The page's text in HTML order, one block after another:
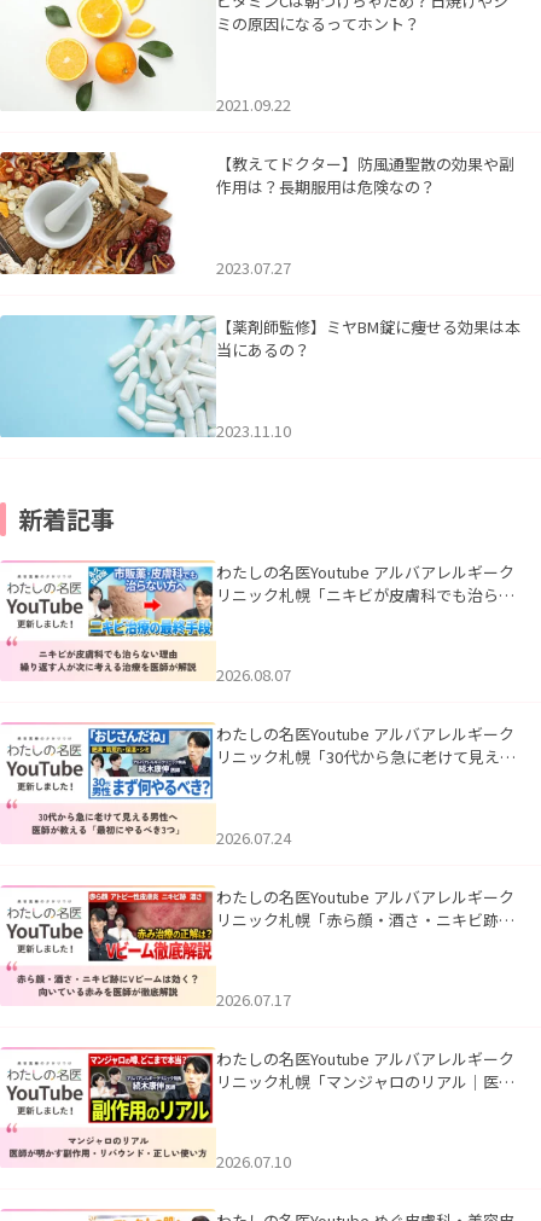
ミの原因になるってホント？
2021.09.22
【教えてドクター】防風通聖散の効果や副
作用は？長期服用は危険なの？
2023.07.27
【薬剤師監修】ミヤBM錠に痩せる効果は本
当にあるの？
2023.11.10
新着記事
わたしの名医Youtube アルバアレルギーク
リニック札幌「ニキビが皮膚科でも治らな
2026.08.07
わたしの名医Youtube アルバアレルギーク
リニック札幌「30代から急に老けて見える
2026.07.24
わたしの名医Youtube アルバアレルギーク
リニック札幌「赤ら顔・酒さ・ニキビ跡に
2026.07.17
わたしの名医Youtube アルバアレルギーク
リニック札幌「マンジャロのリアル｜医師
2026.07.10